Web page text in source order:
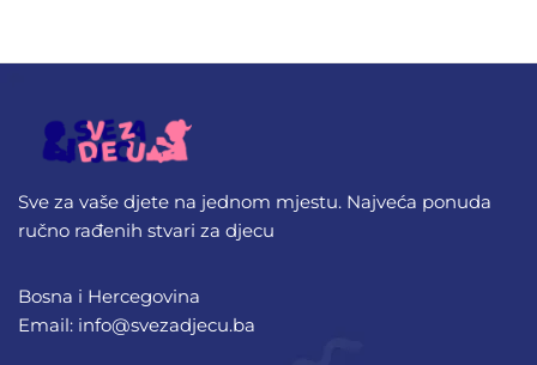
Sve za vaše djete na jednom mjestu. Najveća ponuda
ručno rađenih stvari za djecu
Bosna i Hercegovina
Email: info@svezadjecu.ba